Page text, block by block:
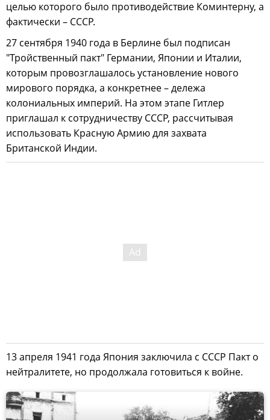
целью которого было противодействие Коминтерну, а
фактически – СССР.
27 сентября 1940 года в Берлине был подписан
"Тройственный пакт" Германии, Японии и Италии,
которым провозглашалось установление нового
мирового порядка, а конкретнее – дележа
колониальных империй. На этом этапе Гитлер
приглашал к сотрудничеству СССР, рассчитывая
использовать Красную Армию для захвата
Британской Индии.
13 апреля 1941 года Япония заключила с СССР Пакт о
нейтралитете, но продолжала готовиться к войне.